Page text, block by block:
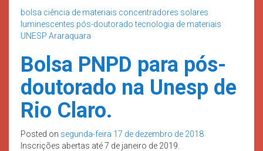
bolsa ciência de materiais concentradores solares
luminescentes pós-doutorado tecnologia de materiais
UNESP Araraquara
Bolsa PNPD para pós-
doutorado na Unesp de
Rio Claro.
Posted on segunda-feira 17 de dezembro de 2018
Inscrições abertas até 7 de janeiro de 2019.